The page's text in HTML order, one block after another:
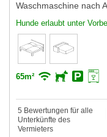
Waschmaschine nach
Hunde erlaubt unter
65m²
5 Bewertungen für alle
Unterkünfte des
Vermieters